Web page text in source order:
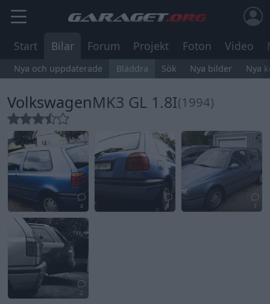
Start Bilar Forum Projekt Foton Video
Nya och uppdaterade Bläddra Sök Nya bilder Nya
VolkswagenMK3 GL 1.8I(1994)
4 1 3
2